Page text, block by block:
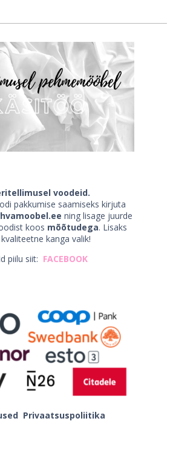
voodeid.
pakkumise saamiseks kirjuta
ning lisage juurde
koos mõõtudega. Lisaks
kanga valik!
piilu siit: FACEBOOK
Privaatsuspoliitika